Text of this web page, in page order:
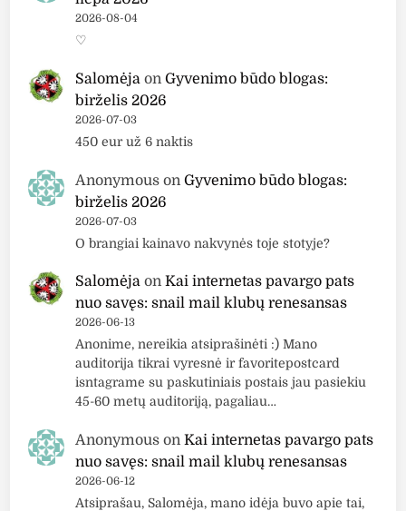
2026-08-04
♡
Salomėja onGyvenimo būdo blogas:
birželis 2026
2026-07-03
450 eur už 6 naktis
Anonymous onGyvenimo būdo blogas:
birželis 2026
2026-07-03
O brangiai kainavo nakvynės toje stotyje?
Salomėja onKai internetas pavargo pats
nuo savęs: snail mail klubų renesansas
2026-06-13
Anonime, nereikia atsiprašinėti :) Mano
auditorija tikrai vyresnė ir favoritepostcard
isntagrame su paskutiniais postais jau pasiekiu
45-60 metų auditoriją, pagaliau…
Anonymous onKai internetas pavargo pats
nuo savęs: snail mail klubų renesansas
2026-06-12
Atsiprašau, Salomėja, mano idėja buvo apie tai,